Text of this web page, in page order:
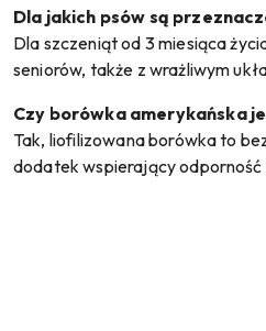
Dla jakich psów są
Dla szczeniąt od 3 miesiąca
seniorów, także z wrażliwym
Czy borówka amerykańska
Tak, liofilizowana borówka to
dodatek wspierający odporność